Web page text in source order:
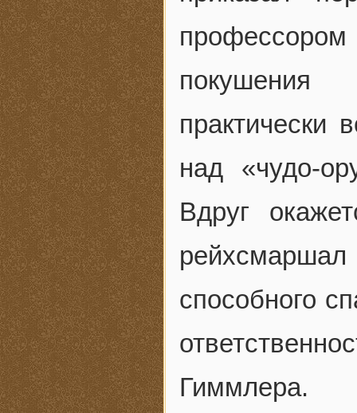
покушения
практически
над «чудо-
Вдруг
рейхсмаршал
способного
Гиммлера.